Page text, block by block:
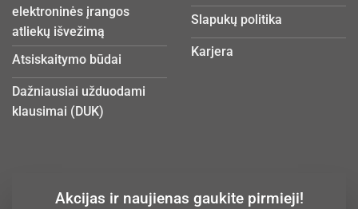
elektroninės įrangos
atliekų išvežimą
Atsiskaitymo būdai
Dažniausiai užduodami
klausimai (DUK)
Slapukų politika
Karjera
Akcijas ir naujienas gaukite pirmieji!